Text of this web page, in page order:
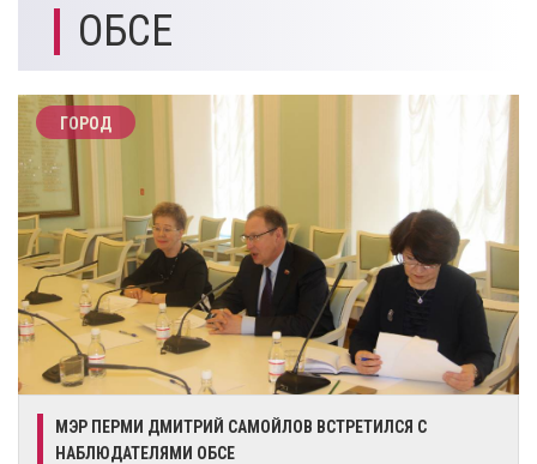
ОБСЕ
ГОРОД
МЭР ПЕРМИ ДМИТРИЙ САМОЙЛОВ ВСТРЕТИЛСЯ С
НАБЛЮДАТЕЛЯМИ ОБСЕ